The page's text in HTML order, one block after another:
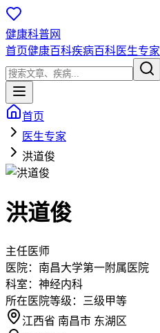
健康科普网
首页健康百科疾病百科医生专家
首页
医生专家
洪道俊
洪道俊
主任医师
医院： 南昌大学第一附属医院
科室： 神经内科
所在医院等级：
三级甲等
江西省 南昌市 东湖区